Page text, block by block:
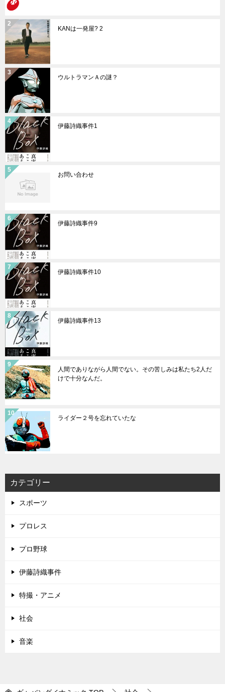
KANは一発屋? 2
ウルトラマンＡの謎？
伊藤詩織事件1
お問い合わせ
伊藤詩織事件9
伊藤詩織事件10
伊藤詩織事件13
人間でありながら人間でない。その苦しみは私たち2人だ
けで十分なんだ。
ライダー２号を忘れていたな
カテゴリー
スポーツ
プロレス
プロ野球
伊藤詩織事件
特撮・アニメ
社会
音楽